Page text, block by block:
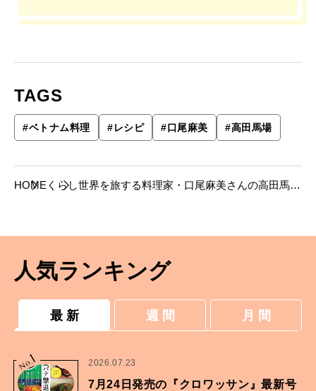
TAGS
#ベトナム料理 #レシピ #口尾麻美 #高田馬場
HOME くらし世界を旅する料理家・口尾麻美さんの高田馬場
人気ランキング
最 新 週 間 月 間
No.
1 2026.07.23
7月24日発売の『クロワッサン』最新号